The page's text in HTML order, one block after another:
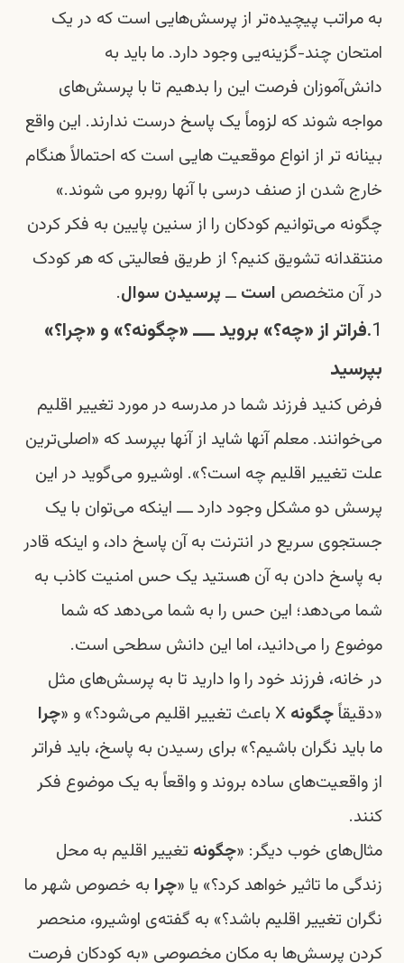
به مراتب پیچیده‌تر از پرسش‌هایی است که در یک
امتحان چند-گزینه‌یی وجود دارد. ما باید به
دانش‌آموزان فرصت این را بدهیم تا با پرسش‌های
مواجه شوند که لزوماً یک پاسخ درست ندارند. این واقع
بینانه تر از انواع موقعیت هایی است که احتمالاً هنگام
خارج شدن از صنف درسی با آنها روبرو می شوند.»
چگونه می‌توانیم کودکان را از سنین پایین به فکر کردن
منتقدانه تشویق کنیم؟ از طریق فعالیتی که هر کودک
در آن متخصص است ــ پرسیدن سوال.
1. فراتر از «چه؟» بروید ــــ «چگونه؟» و «چرا؟»
بپرسید
فرض کنید فرزند شما در مدرسه در مورد تغییر اقلیم
می‌خوانند. معلم آنها شاید از آنها بپرسد که «اصلی‌ترین
علت تغییر اقلیم چه است؟». اوشیرو می‌گوید در این
پرسش دو مشکل وجود دارد ـــ اینکه می‌توان با یک
جستجوی سریع در انترنت به آن پاسخ داد، و اینکه قادر
به پاسخ دادن به آن هستید یک حس امنیت کاذب به
شما می‌دهد؛ این حس را به شما می‌دهد که شما
موضوع را می‌دانید، اما این دانش سطحی است.
در خانه، فرزند خود را وا دارید تا به پرسش‌های مثل
«دقیقاًچگونه
چرا
ما باید نگران باشیم؟» برای رسیدن به پاسخ، باید فراتر
از واقعیت‌های ساده بروند و واقعاً به یک موضوع فکر
کنند.
مثال‌های خوب دیگر: «چگونه تغییر اقلیم به محل
زندگی ما تاثیر خواهد کرد؟» یا «چرا به خصوص شهر ما
نگران تغییر اقلیم باشد؟» به گفته‌ی اوشیرو، منحصر
کردن پرسش‌ها به مکان مخصوصی «به کودکان فرصت